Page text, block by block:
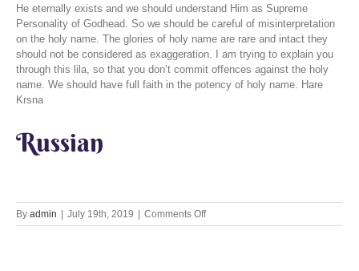
He eternally exists and we should understand Him as Supreme
Personality of Godhead. So we should be careful of misinterpretation
on the holy name. The glories of holy name are rare and intact they
should not be considered as exaggeration. I am trying to explain you
through this lila, so that you don’t commit offences against the holy
name. We should have full faith in the potency of holy name. Hare
Krsna
Russian
By admin | July 19th, 2019 | Comments Offon
Offences